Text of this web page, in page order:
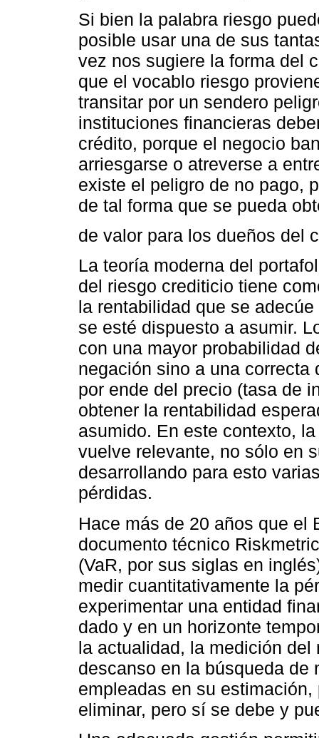
Si bien la palabra riesgo
posible usar una de sus
vez nos sugiere la forma del
que el vocablo riesgo
transitar por un sendero
instituciones financieras
crédito, porque el negocio
arriesgarse o atreverse a
existe el peligro de no pago,
de tal forma que se pueda
de valor para los dueños del
La teoría moderna del
del riesgo crediticio tiene
la rentabilidad que se
se esté dispuesto a asumir.
con una mayor probabilidad
negación sino a una
por ende del precio (tasa de
obtener la rentabilidad
asumido. En este contexto,
vuelve relevante, no sólo en
desarrollando para esto
pérdidas.
Hace más de 20 años que el
documento técnico
(VaR, por sus siglas en
medir cuantitativamente la
experimentar una entidad
dado y en un horizonte
la actualidad, la medición
descanso en la búsqueda de
empleadas en su
eliminar, pero sí se debe y